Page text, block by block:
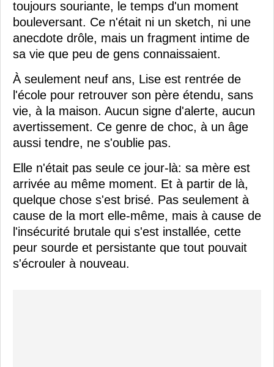
toujours souriante, le temps d'un moment
bouleversant. Ce n'était ni un sketch, ni une
anecdote drôle, mais un fragment intime de
sa vie que peu de gens connaissaient.
À seulement neuf ans, Lise est rentrée de
l'école pour retrouver son père étendu, sans
vie, à la maison. Aucun signe d'alerte, aucun
avertissement. Ce genre de choc, à un âge
aussi tendre, ne s'oublie pas.
Elle n'était pas seule ce jour-là: sa mère est
arrivée au même moment. Et à partir de là,
quelque chose s'est brisé. Pas seulement à
cause de la mort elle-même, mais à cause de
l'insécurité brutale qui s'est installée, cette
peur sourde et persistante que tout pouvait
s'écrouler à nouveau.